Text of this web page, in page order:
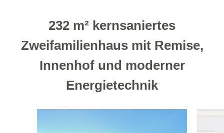
232 m² kernsaniertes
Zweifamilienhaus mit Remise,
Innenhof und moderner
Energietechnik